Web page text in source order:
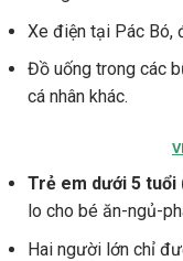
Xe điện tại Pác Bó,
Đồ uống trong các
cá nhân khác.
Trẻ em dưới 5 tuổi
lo cho bé ăn-ngủ-
Hai người lớn chỉ